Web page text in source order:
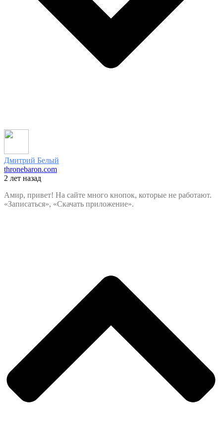
Дмитрий Белый
thronebaron.com
2 лет назад
Амир, привет! На сайте много кнопок, которые не работают.
«Записаться», «Скачать приложение».